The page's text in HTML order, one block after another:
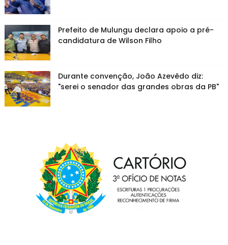
Prefeito de Mulungu declara apoio a pré-
candidatura de Wilson Filho
Durante convenção, João Azevêdo diz:
"serei o senador das grandes obras da PB"